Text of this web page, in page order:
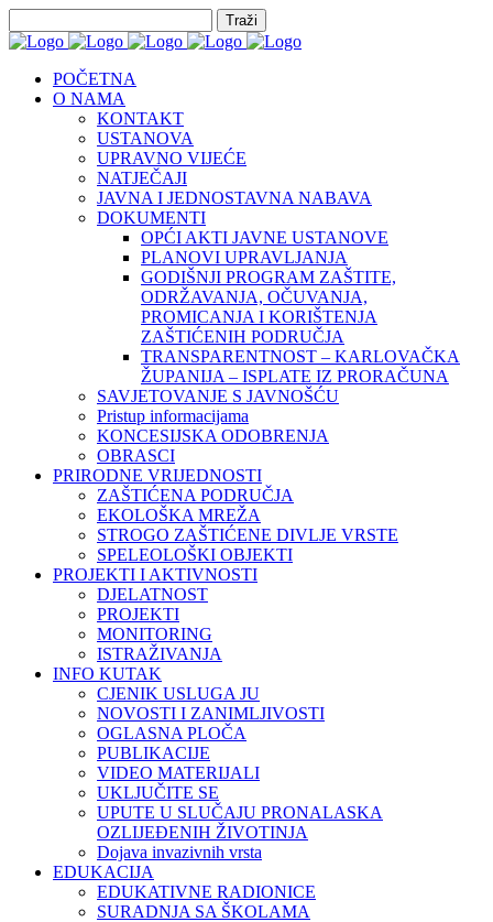
POČETNA
O NAMA
KONTAKT
USTANOVA
UPRAVNO VIJEĆE
NATJEČAJI
JAVNA I JEDNOSTAVNA NABAVA
DOKUMENTI
OPĆI AKTI JAVNE USTANOVE
PLANOVI UPRAVLJANJA
GODIŠNJI PROGRAM ZAŠTITE,
ODRŽAVANJA, OČUVANJA,
PROMICANJA I KORIŠTENJA
ZAŠTIĆENIH PODRUČJA
TRANSPARENTNOST – KARLOVAČKA
ŽUPANIJA – ISPLATE IZ PRORAČUNA
SAVJETOVANJE S JAVNOŠĆU
Pristup informacijama
KONCESIJSKA ODOBRENJA
OBRASCI
PRIRODNE VRIJEDNOSTI
ZAŠTIĆENA PODRUČJA
EKOLOŠKA MREŽA
STROGO ZAŠTIĆENE DIVLJE VRSTE
SPELEOLOŠKI OBJEKTI
PROJEKTI I AKTIVNOSTI
DJELATNOST
PROJEKTI
MONITORING
ISTRAŽIVANJA
INFO KUTAK
CJENIK USLUGA JU
NOVOSTI I ZANIMLJIVOSTI
OGLASNA PLOČA
PUBLIKACIJE
VIDEO MATERIJALI
UKLJUČITE SE
UPUTE U SLUČAJU PRONALASKA
OZLIJEĐENIH ŽIVOTINJA
Dojava invazivnih vrsta
EDUKACIJA
EDUKATIVNE RADIONICE
SURADNJA SA ŠKOLAMA